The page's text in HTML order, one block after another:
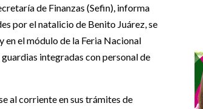
de Finanzas (Sefin), informa
por el natalicio de Benito Juárez, se
el módulo de la Feria Nacional
integradas con personal de
al corriente en sus trámites de